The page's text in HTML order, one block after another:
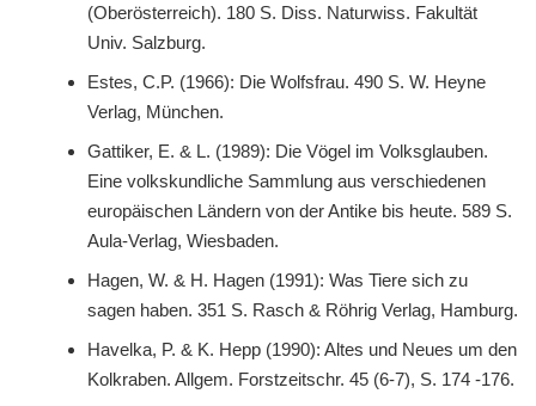
(Oberösterreich). 180 S. Diss. Naturwiss. Fakultät
Univ. Salzburg.
Estes, C.P. (1966): Die Wolfsfrau. 490 S. W. Heyne
Verlag, München.
Gattiker, E. & L. (1989): Die Vögel im Volksglauben.
Eine volkskundliche Sammlung aus verschiedenen
europäischen Ländern von der Antike bis heute. 589 S.
Aula-Verlag, Wiesbaden.
Hagen, W. & H. Hagen (1991): Was Tiere sich zu
sagen haben. 351 S. Rasch & Röhrig Verlag, Hamburg.
Havelka, P. & K. Hepp (1990): Altes und Neues um den
Kolkraben. Allgem. Forstzeitschr. 45 (6-7), S. 174 -176.